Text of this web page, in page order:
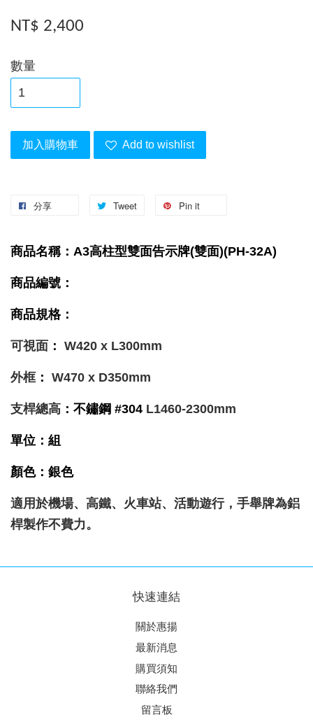
NT$ 2,400
數量
加入購物車 Add to wishlist
分享 Tweet Pin it
商品名稱：A3高柱型雙面告示牌(雙面)(PH-32A)
商品編號：
商品規格：
可視面 ： W420 x L300mm
外框： W470 x D350mm
支桿總高 ：不鏽鋼 #304 L1460-2300mm
單位：組
顏色：銀色
適用於機場、高鐵、火車站、活動遊行，手舉牌為鋁
桿製作不費力。
快速連結
關於惠揚
最新消息
購買須知
聯絡我們
留言板